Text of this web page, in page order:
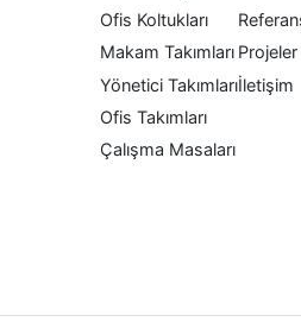
Ofis Koltukları
Makam Takımları
Yönetici Takımları
Ofis Takımları
Çalışma Masaları
Projeler
İletişim